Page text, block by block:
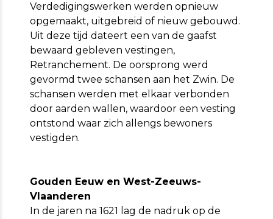
Verdedigingswerken werden opnieuw
opgemaakt, uitgebreid of nieuw gebouwd.
Uit deze tijd dateert een van de gaafst
bewaard gebleven vestingen,
Retranchement. De oorsprong werd
gevormd twee schansen aan het Zwin. De
schansen werden met elkaar verbonden
door aarden wallen, waardoor een vesting
ontstond waar zich allengs bewoners
vestigden.
Gouden Eeuw en West-Zeeuws-
Vlaanderen
In de jaren na 1621 lag de nadruk op de